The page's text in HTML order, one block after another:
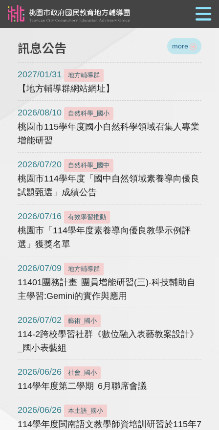
訊息公告 more
2027/01/31 地方輔導群
【地方輔導群網站網址】
2026/08/10 自然科學_國小
桃園市115學年度國小自然科學領域召集人專業
增能研習
2026/07/20 自然科學_國中
桃園市114學年度「國中自然領域素養導向優良
試題甄選」成績公告
2026/07/16 有效學習推動
桃園市「114學年度素養導向優良教學示例評
選」獲獎名單
2026/07/09 地方輔導群
11401團務計畫 團員增能研習(三)-科技輔助自
主學習:Gemini的實作與應用
2026/07/02 藝術_國小
114-2跨校學習社群《數位融入表藝教案設計》
_國小表藝組
2026/06/26 社會_國小
114學年度第二學期 6月聯席會議
2026/06/26 本土語_國小
114學年度閩南語文教學師資培訓研習於115年7